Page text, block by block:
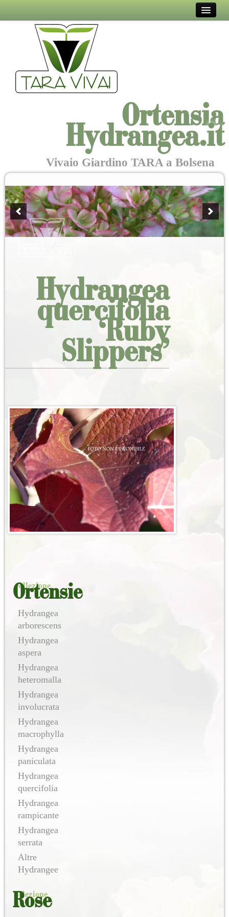
VIVAIO TARA
EVENTI E MOSTRE
IN TAVOLA
COL PENNELLO
DOVE SIAMO
CONTATTI
Ortensia
Hydrangea.it
Vivaio Giardino TARA a Bolsena
Hydrangea
quercifolia
‘Ruby
Slippers’
collezione
Ortensie
Hydrangea
arborescens
Hydrangea
aspera
Hydrangea
heteromalla
Hydrangea
involucrata
Hydrangea
macrophylla
Hydrangea
paniculata
Hydrangea
quercifolia
Hydrangea
rampicante
Hydrangea
serrata
Altre
Hydrangee
selezione
Rose